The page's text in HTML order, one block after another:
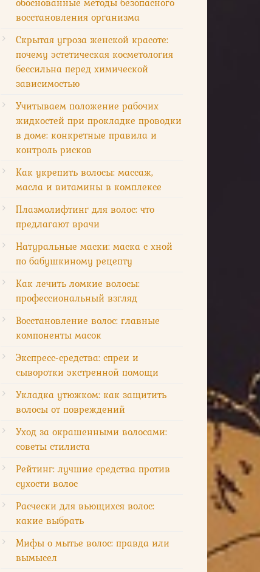
восстановления организма
Скрытая угроза женской красоте:
почему эстетическая косметология
бессильна перед химической
зависимостью
Учитываем положение рабочих
жидкостей при прокладке проводки
в доме: конкретные правила и
контроль рисков
Как укрепить волосы: массаж,
масла и витамины в комплексе
Плазмолифтинг для волос: что
предлагают врачи
Натуральные маски: маска с хной
по бабушкиному рецепту
Как лечить ломкие волосы:
профессиональный взгляд
Восстановление волос: главные
компоненты масок
Экспресс-средства: спреи и
сыворотки экстренной помощи
Укладка утюжком: как защитить
волосы от повреждений
Уход за окрашенными волосами:
советы стилиста
Рейтинг: лучшие средства против
сухости волос
Расчески для вьющихся волос:
какие выбрать
Мифы о мытье волос: правда или
вымысел